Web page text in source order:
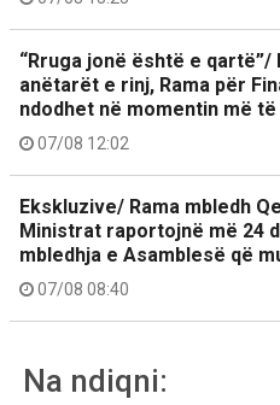
“Rruga jonë është e qartë”/
anëtarët e rinj, Rama për
ndodhet në momentin më
07/08 12:02
Ekskluzive/ Rama mbledh
Ministrat raportojnë më 24
mbledhja e Asamblesë që
07/08 08:40
Na ndiqni: